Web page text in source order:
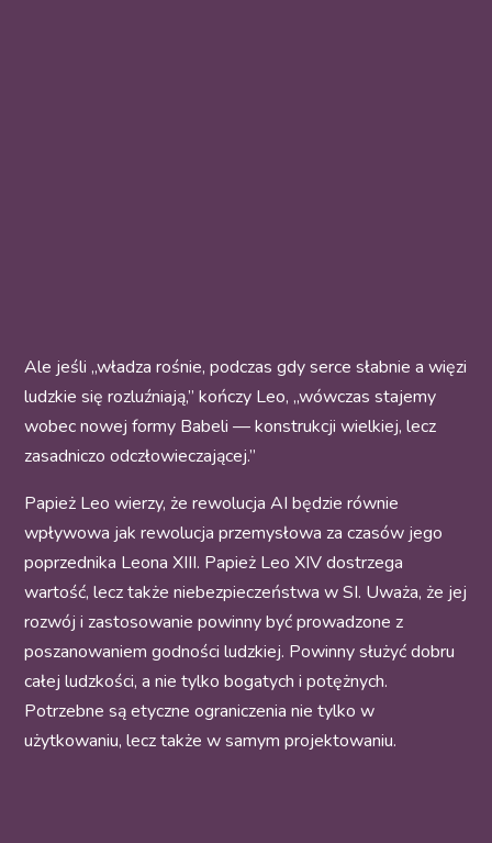
Ale jeśli „władza rośnie, podczas gdy serce słabnie a więzi
ludzkie się rozluźniają,” kończy Leo, „wówczas stajemy
wobec nowej formy Babeli — konstrukcji wielkiej, lecz
zasadniczo odczłowieczającej.”
Papież Leo wierzy, że rewolucja AI będzie równie
wpływowa jak rewolucja przemysłowa za czasów jego
poprzednika Leona XIII. Papież Leo XIV dostrzega
wartość, lecz także niebezpieczeństwa w SI. Uważa, że jej
rozwój i zastosowanie powinny być prowadzone z
poszanowaniem godności ludzkiej. Powinny służyć dobru
całej ludzkości, a nie tylko bogatych i potężnych.
Potrzebne są etyczne ograniczenia nie tylko w
użytkowaniu, lecz także w samym projektowaniu.